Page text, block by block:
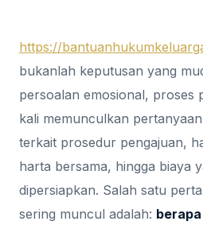
https://
bukanlah keputusan yang
persoalan emosional, proses
kali memunculkan
terkait prosedur pengajuan,
harta bersama, hingga biaya
dipersiapkan. Salah satu
sering muncul adalah: